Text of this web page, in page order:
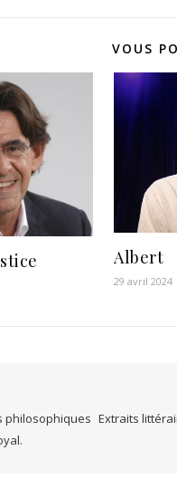
VOUS
Albert
29 avril 2024
philosophiques Extraits
.